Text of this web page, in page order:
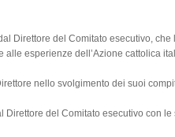
Direttore del Comitato esecutivo,
alle esperienze dell’Azione cattolica
nello svolgimento dei suoi
Direttore del Comitato esecutivo con